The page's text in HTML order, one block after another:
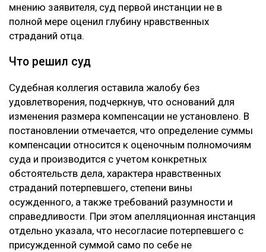
мнению заявителя, суд первой инстанции не в
полной мере оценил глубину нравственных
страданий отца.
Что решил суд
Судебная коллегия оставила жалобу без
удовлетворения, подчеркнув, что оснований для
изменения размера компенсации не установлено. В
постановлении отмечается, что определение суммы
компенсации относится к оценочным полномочиям
суда и производится с учетом конкретных
обстоятельств дела, характера нравственных
страданий потерпевшего, степени вины
осужденного, а также требований разумности и
справедливости. При этом апелляционная инстанция
отдельно указала, что несогласие потерпевшего с
присужденной суммой само по себе не